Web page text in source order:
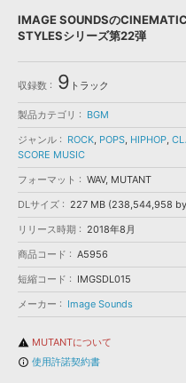
プラグイン・エフェクト »
サンプルパック »
ソフトウェア／ツール »
DAW »
効果音 »
BGM »
キャンペーン »
特集 »
ニュースレター »
SONICWIREブログ »
製品サポート情報 »
DTMガイド »
FAQ »
お問い合わせ »
APS
サンプルパックを試そう
ELECTRONICA
EDM
ソフト音源 プラグイン
ソフトウェア／ツール
ジャンル
メーカー
ランキング
シングルBGM
IMAGE SOUNDSのCINEMATIC
STYLESシリーズ第22弾
収録数 9 トラック
製品カテゴリ
BGM
ジャンル
ROCK, POPS, HIPHOP,
SCORE MUSIC
フォーマット
WAV, MUTANT
DLサイズ
227 MB (238,544,958
リリース時期
2018年8月
商品コード
A5956
短縮コード
IMGSDL015
メーカー
Image Sounds
warning MUTANTについて
info_outline 使用許諾契約書